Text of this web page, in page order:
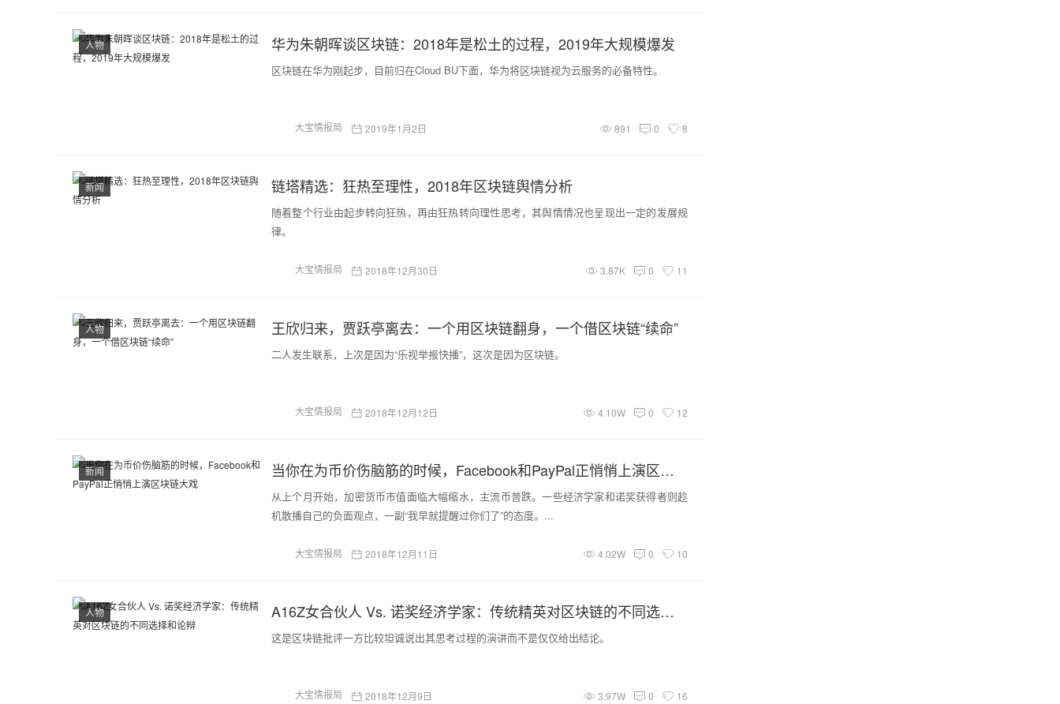
华为朱朝晖谈区块链：2018年是松土的过程，2019年大规模爆发
人物
区块链在华为刚起步，目前归在Cloud BU下面，华为将区块链视为云服务的必备特性。
大宝情报局 2019年1月2日 891 0 8
链塔精选：狂热至理性，2018年区块链舆情分析
新闻
随着整个行业由起步转向狂热，再由狂热转向理性思考，其舆情情况也呈现出一定的发展规
律。
大宝情报局 2018年12月30日 3.87K 0 11
王欣归来，贾跃亭离去：一个用区块链翻身，一个借区块链“续命”
人物
二人发生联系，上次是因为“乐视举报快播”，这次是因为区块链。
大宝情报局 2018年12月12日 4.10W 0 12
当你在为币价伤脑筋的时候，Facebook和PayPal正悄悄上演区块链大戏
新闻
从上个月开始，加密货币市值面临大幅缩水，主流币普跌。一些经济学家和诺奖获得者则趁
机散播自己的负面观点，一副“我早就提醒过你们了”的态度。...
大宝情报局 2018年12月11日 4.02W 0 10
A16Z女合伙人 Vs. 诺奖经济学家：传统精英对区块链的不同选择和论辩
人物
这是区块链批评一方比较坦诚说出其思考过程的演讲而不是仅仅给出结论。
大宝情报局 2018年12月9日 3.97W 0 16